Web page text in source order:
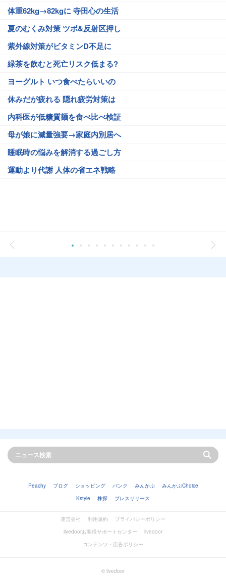
体重62kg→82kgに 寺田心の生活
夏のむくみ対策 ツボ&反射区押し
紫外線対策がビタミンD不足に
緑茶を飲むと死亡リスク低まる?
ヨーグルト いつ食べたらいいの
休みだが疲れる 隠れ疲労対策は
内科医が低糖質麺を食べ比べ検証
母が娘に減量強要→家庭内別居へ
睡眠時の悩みを解消する過ごし方
運動より代謝 人体の省エネ戦略
Peachy ブログ ショッピング バンク みんかぶ
みんかぶChoice
Kstyle
株探 プレスリリース
運営会社 利用規約
プライバシーポリシー
livedoorお客様サポートセンター
livedoor
コンテンツ・広告ポリシー
© livedoor